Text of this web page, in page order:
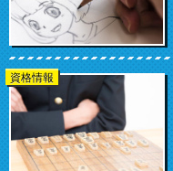
資格情報